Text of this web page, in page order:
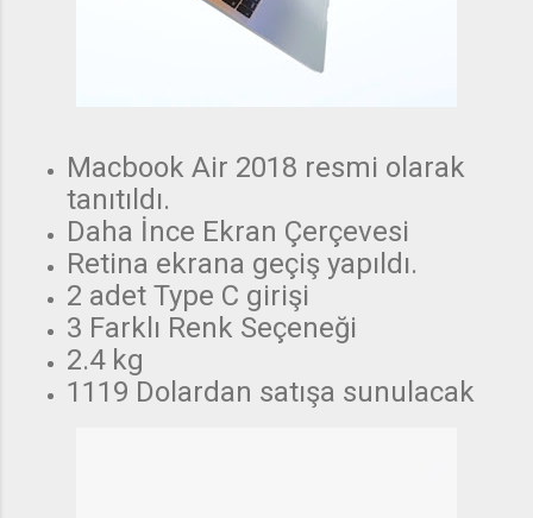
Macbook Air 2018 resmi olarak
tanıtıldı.
Daha İnce Ekran Çerçevesi
Retina ekrana geçiş yapıldı.
2 adet Type C girişi
3 Farklı Renk Seçeneği
2.4 kg
1119 Dolardan satışa sunulacak